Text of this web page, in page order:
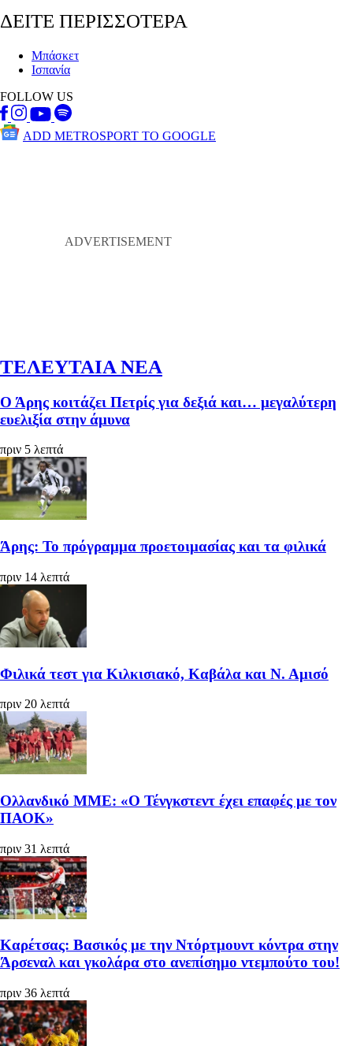
ΔΕΙΤΕ ΠΕΡΙΣΣΟΤΕΡΑ
Μπάσκετ
Ισπανία
FOLLOW US
ADD METROSPORT TO GOOGLE
ΤΕΛΕΥΤΑΙΑ ΝΕΑ
Ο Άρης κοιτάζει Πετρίς για δεξιά και… μεγαλύτερη
ευελιξία στην άμυνα
πριν 5 λεπτά
Άρης: Το πρόγραμμα προετοιμασίας και τα φιλικά
πριν 14 λεπτά
Φιλικά τεστ για Κιλκισιακό, Καβάλα και Ν. Αμισό
πριν 20 λεπτά
Ολλανδικό ΜΜΕ: «Ο Τένγκστεντ έχει επαφές με τον
ΠΑΟΚ»
πριν 31 λεπτά
Καρέτσας: Βασικός με την Ντόρτμουντ κόντρα στην
Άρσεναλ και γκολάρα στο ανεπίσημο ντεμπούτο του!
πριν 36 λεπτά